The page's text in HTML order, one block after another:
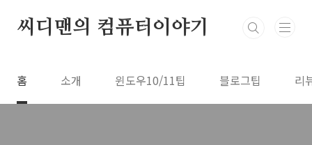
씨디맨의 컴퓨터이야기
홈 소개 윈도우10/11팁 블로그팁 리